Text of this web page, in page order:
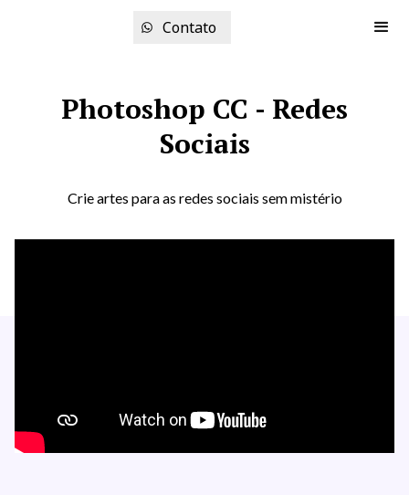
Contato
Photoshop CC - Redes
Sociais
Crie artes para as redes sociais sem mistério